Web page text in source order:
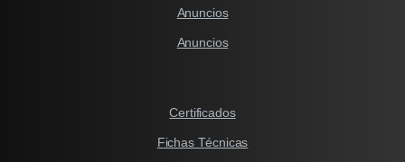
Anuncios
Anuncios
Certificados
Fichas Técnicas